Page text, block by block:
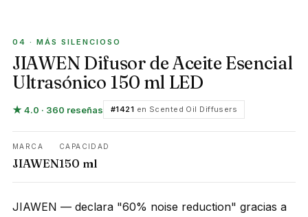
04 · MÁS SILENCIOSO
JIAWEN Difusor de Aceite Esencial
Ultrasónico 150 ml LED
★ 4.0 · 360 reseñas #1421 en Scented Oil Diffusers
MARCA
JIAWEN
CAPACIDAD
150 ml
JIAWEN — declara "60% noise reduction" gracias a